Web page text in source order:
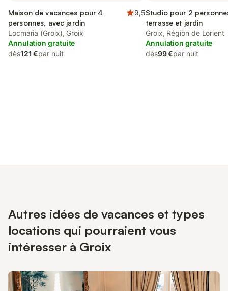
Maison de vacances pour 4
personnes, avec jardin
9,5
Locmaria (Groix), Groix
Annulation gratuite
dès121 €par nuit
Studio pour 2
terrasse et jardin
Groix, Région de Lorient
Annulation gratuite
dès99 €par nuit
Autres idées de vacances et types
locations qui pourraient vous
intéresser à Groix